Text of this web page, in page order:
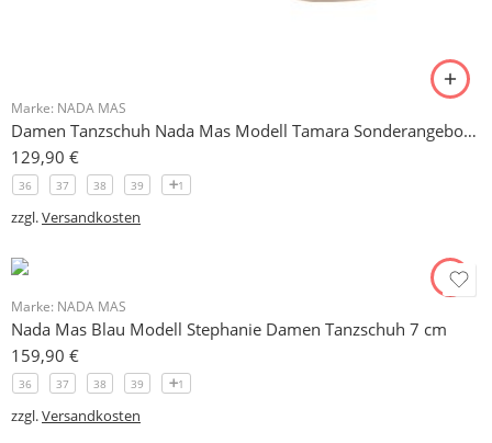
Marke: NADA MAS
Damen Tanzschuh Nada Mas Modell Tamara Sonderangebot in 38
129,90 €
36 37 38 39 1
zzgl.Versandkosten
Marke: NADA MAS
Nada Mas Blau Modell Stephanie Damen Tanzschuh 7 cm
159,90 €
36 37 38 39 1
zzgl.Versandkosten